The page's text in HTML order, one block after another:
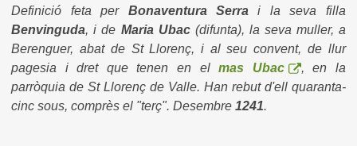
Definició feta per Bonaventura Serra i la seva filla
Benvinguda, i de Maria Ubac(difunta), la seva muller, a
Berenguer, abat de St Llorenç, i al seu convent, de llur
pagesia i dret que tenen en elmas Ubac
, en la
parròquia de St Llorenç de Valle. Han rebut d'ell quaranta-
cinc sous, comprès el "terç". Desembre1241.